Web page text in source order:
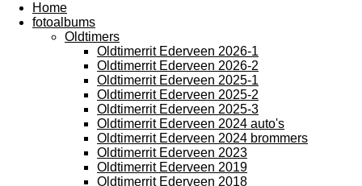
Home
fotoalbums
Oldtimers
Oldtimerrit Ederveen 2026-1
Oldtimerrit Ederveen 2026-2
Oldtimerrit Ederveen 2025-1
Oldtimerrit Ederveen 2025-2
Oldtimerrit Ederveen 2025-3
Oldtimerrit Ederveen 2024 auto's
Oldtimerrit Ederveen 2024 brommers
Oldtimerrit Ederveen 2023
Oldtimerrit Ederveen 2019
Oldtimerrit Ederveen 2018